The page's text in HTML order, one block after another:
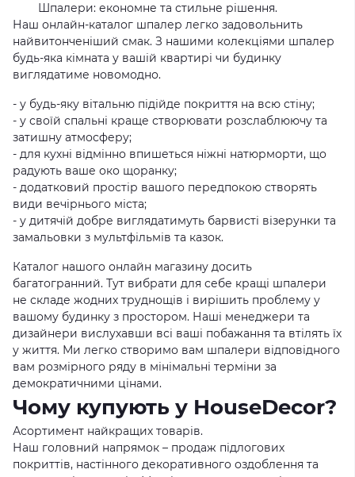
Шпалери: економне та стильне рішення.
Наш онлайн-каталог шпалер легко задовольнить
найвитонченіший смак. З нашими колекціями шпалер
будь-яка кімната у вашій квартирі чи будинку
виглядатиме новомодно.
- у будь-яку вітальню підійде покриття на всю стіну;
- у своїй спальні краще створювати розслаблюючу та
затишну атмосферу;
- для кухні відмінно впишеться ніжні натюрморти, що
радують ваше око щоранку;
- додатковий простір вашого передпокою створять
види вечірнього міста;
- у дитячій добре виглядатимуть барвисті візерунки та
замальовки з мультфільмів та казок.
Каталог нашого онлайн магазину досить
багатогранний. Тут вибрати для себе кращі шпалери
не складе жодних труднощів і вирішить проблему у
вашому будинку з простором. Наші менеджери та
дизайнери вислухавши всі ваші побажання та втілять їх
у життя. Ми легко створимо вам шпалери відповідного
вам розмірного ряду в мінімальні терміни за
демократичними цінами.
Чому купують у HouseDecor?
Асортимент найкращих товарів.
Наш головний напрямок – продаж підлогових
покриттів, настінного декоративного оздоблення та